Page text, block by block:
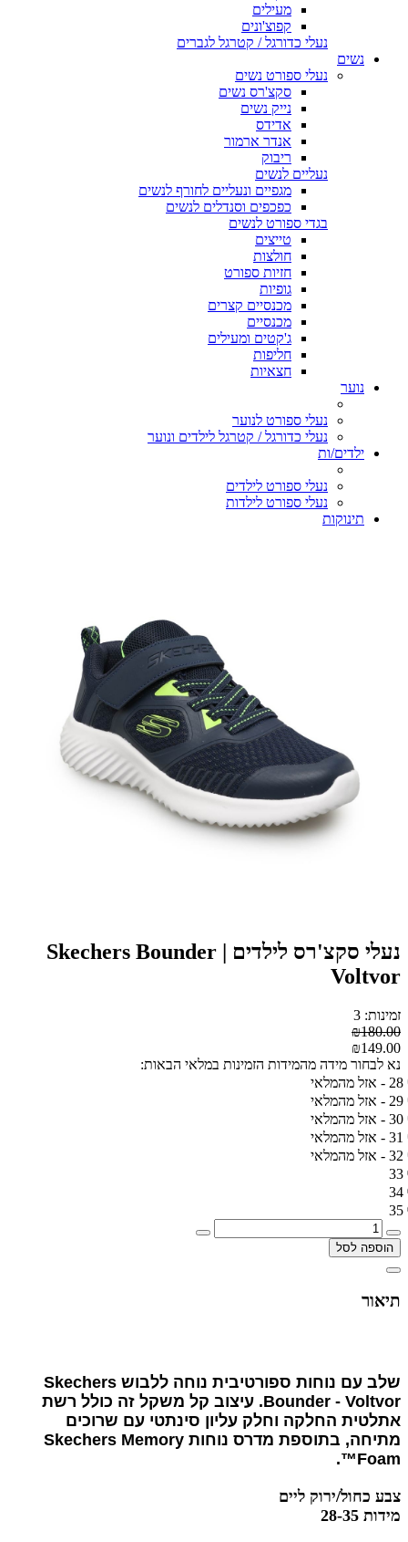
מעילים
קפוצ'ונים
נעלי כדורגל / קטרגל לגברים
נשים
נעלי ספורט נשים
סקצ'רס נשים
נייק נשים
אדידס
אנדר ארמור
ריבוק
נעליים לנשים
מגפיים ונעליים לחורף לנשים
כפכפים וסנדלים לנשים
בגדי ספורט לנשים
טייצים
חולצות
חזיות ספורט
גופיות
מכנסיים קצרים
מכנסיים
ג'קטים ומעילים
חליפות
חצאיות
נוער
נעלי ספורט לנוער
נעלי כדורגל / קטרגל לילדים ונוער
ילדים/ות
נעלי ספורט לילדים
נעלי ספורט לילדות
תינוקות
נעלי סקצ'רס לילדים | Skechers Bounder
Voltvor
זמינות: 3
₪180.00
₪149.00
נא לבחור מידה מהמידות הזמינות במלאי הבאות:
28 - אזל מהמלאי
29 - אזל מהמלאי
30 - אזל מהמלאי
31 - אזל מהמלאי
32 - אזל מהמלאי
33
34
35
הוספה לסל
תיאור
שלב עם נוחות ספורטיבית נוחה ללבוש Skechers
Bounder - Voltvor. עיצוב קל משקל זה כולל רשת
אתלטית החלקה וחלק עליון סינתטי עם שרוכים
מתיחה, בתוספת מדרס נוחות Skechers Memory
Foam™.
צבע כחול/ירוק ליים
מידות 28-35